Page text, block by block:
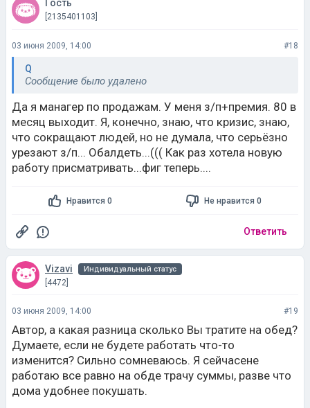
Гость
[2135401103]
03 июня 2009, 14:00 #18
Q
Сообщение было удалено
Да я манагер по продажам. У меня з/п+премия. 80 в
месяц выходит. Я, конечно, знаю, что кризис, знаю,
что сокращают людей, но не думала, что серьёзно
урезают з/п... Обалдеть...((( Как раз хотела новую
работу присматривать...фиг теперь....
Нравится 0 Не нравится 0
Ответить
Vizavi Индивидуальный статус
[4472]
03 июня 2009, 14:00 #19
Автор, а какая разница сколько Вы тратите на обед?
Думаете, если не будете работать что-то
изменится? Сильно сомневаюсь. Я сейчасене
работаю все равно на обде трачу суммы, разве что
дома удобнее покушать.